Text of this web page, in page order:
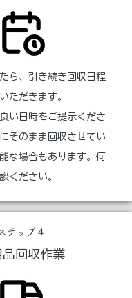
ら、引き続き回収日程
ただきます。
い日時をご提示くださ
そのまま回収させてい
な場合もあります。何
ください。
テップ４
品回収作業